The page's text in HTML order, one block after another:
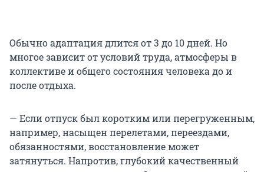
Обычно адаптация длится от 3 до 10 дней. Но
многое зависит от условий труда, атмосферы в
коллективе и общего состояния человека до и
после отдыха.
— Если отпуск был коротким или перегруженным,
например, насыщен перелетами, переездами,
обязанностями, восстановление может
затянуться. Напротив, глубокий качественный